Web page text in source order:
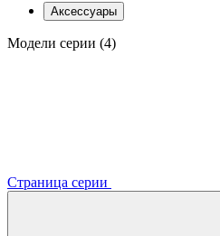
Аксессуары
Модели серии (4)
Страница серии